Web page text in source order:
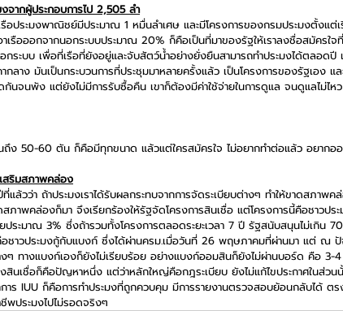
จากผู้ประกอบการไป 2,505 ลำ
ประมงพาณิชย์มีประมาณ 1 หมื่นลำเศษ และมีโครงการของกรมประมงตั้งแต่เ
เรือออกจากนอกระบบประมาณ 20% ก็คือเป็นที่มาของรัฐให้เราลงชื่อสมัครใจ
กระบบ เพื่อที่เรือที่ยังอยู่และจับสัตว์น้ำอย่างยั่งยืนสามารถทำประมงได้ตลอด
ลาง มันเป็นกระบวนการที่ประชุมมาหลายครั้งแล้ว เป็นโครงการของรัฐเอง แ
นจนพัง แต่ยังไม่มีการรับซื้อคืน เขาก็ต้องมีค่าใช้จ่ายในการดูแล จนดูแลไม่ไ
ง 50-60 ตัน ก็คือมีทุกขนาด แล้วแต่ใครสมัครใจ ไม่อยากทำต่อแล้ว อยากอ
สริมสภาพคล่อง
แล้วว่า ถ้าประมงเราได้รับผลกระทบจากการจัดระเบียบต่างๆ ทำให้ขาดสภาพค
สภาพคล่องก็มา จึงเรียกร้องให้รัฐจัดโครงการสินเชื่อ แต่โครงการนี้คือชาวป
ประมาณ 3% ซึ่งถ้ารวมทั้งโครงการตลอดระยะเวลา 7 ปี รัฐสนับสนุนไม่เกิน
อชาวประมงกู้กับแบงก์ ซึ่งได้ผ่านครม.เมื่อวันที่ 26 พฤษภาคมที่ผ่านมา แต่ ณ
ๆ ทางแบงก์เองก็ยังไม่เรียบร้อย อย่างแบงก์ออมสินก็ยังไม่ผ่านบอร์ด คือ 3-4
สินเชื่อก็คือปัญหาหนึ่ง แต่ว่าหลักใหญ่คือกฎระเบียบ ยังไม่แก้ไขประกาศในส่ว
าร IUU ก็คือการทำประมงที่ถูกควบคุม มีการรายงานตรวจสอบย้อนกลับได้ ต
พประมงไปไม่รอดจริงๆ